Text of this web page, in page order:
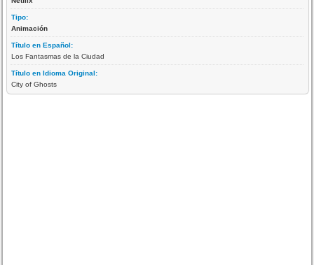
Tipo:
Animación
Título en Español:
Los Fantasmas de la Ciudad
Título en Idioma Original:
City of Ghosts